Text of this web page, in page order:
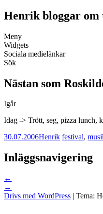
Henrik bloggar om
Meny
Widgets
Sociala medielänkar
Sök
Nästan som
Igår
Idag -> Trött, seg, pizza lunch,
30.07.2006Henrik festival,
Inläggsnavigering
←
→
Drivs med WordPress | Tema: